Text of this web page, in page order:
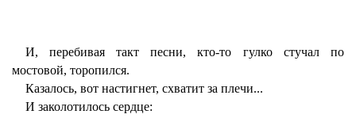
И, перебивая такт песни, кто-то гулко стучал по
мостовой, торопился.
Казалось, вот настигнет, схватит за плечи...
И заколотилось сердце: